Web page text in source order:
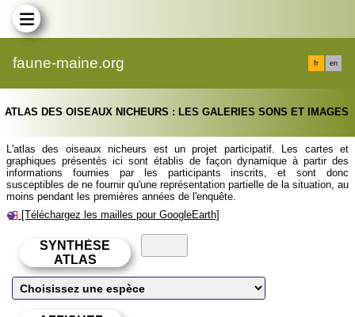
faune-maine.org fr en
ATLAS DES OISEAUX NICHEURS : LES GALERIES SONS ET IMAGES
L'atlas des oiseaux nicheurs est un projet participatif. Les cartes et
graphiques présentés ici sont établis de façon dynamique à partir des
informations fournies par les participants inscrits, et sont donc
susceptibles de ne fournir qu'une représentation partielle de la situation, au
moins pendant les premières années de l'enquête.
[Téléchargez les mailles pour GoogleEarth]